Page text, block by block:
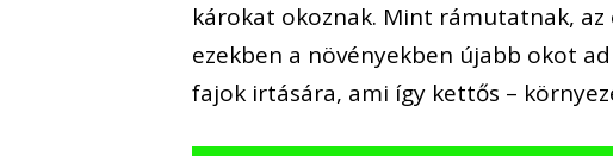
károkat okoznak. Mint rámutatnak,
ezekben a növényekben újabb okot
fajok irtására, ami így kettős –